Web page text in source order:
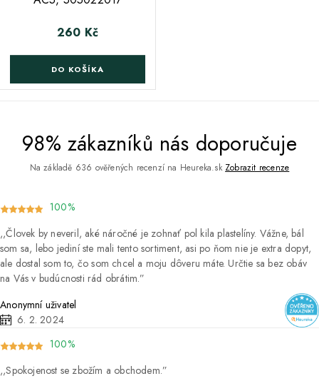
Cena
260 Kč
DO KOŠÍKA
98% zákazníků nás doporučuje
Na základě 636 ověřených recenzí na Heureka.sk Zobrazit recenze
100%
Človek by neveril, aké náročné je zohnať pol kila plastelíny. Vážne, bál
som sa, lebo jediní ste mali tento sortiment, asi po ňom nie je extra dopyt,
ale dostal som to, čo som chcel a moju dôveru máte. Určtie sa bez obáv
na Vás v budúcnosti rád obrátim.
Anonymní uživatel
6. 2. 2024
100%
Spokojenost se zbožím a obchodem.